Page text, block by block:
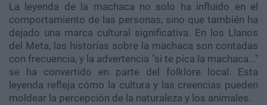
La leyenda de la machaca no solo ha influido en el
comportamiento de las personas, sino que también ha
dejado una marca cultural significativa. En los Llanos
del Meta, las historias sobre la machaca son contadas
con frecuencia, y la advertencia "si te pica la machaca..."
se ha convertido en parte del folklore local. Esta
leyenda refleja cómo la cultura y las creencias pueden
moldear la percepción de la naturaleza y los animales.